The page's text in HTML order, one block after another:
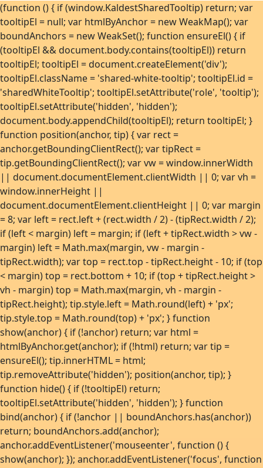
(function () { if (window.KaldestSharedTooltip) return; var
tooltipEl = null; var htmlByAnchor = new WeakMap(); var
boundAnchors = new WeakSet(); function ensureEl() { if
(tooltipEl && document.body.contains(tooltipEl)) return
tooltipEl; tooltipEl = document.createElement('div');
tooltipEl.className = 'shared-white-tooltip'; tooltipEl.id =
'sharedWhiteTooltip'; tooltipEl.setAttribute('role', 'tooltip');
tooltipEl.setAttribute('hidden', 'hidden');
document.body.appendChild(tooltipEl); return tooltipEl; }
function position(anchor, tip) { var rect =
anchor.getBoundingClientRect(); var tipRect =
tip.getBoundingClientRect(); var vw = window.innerWidth
|| document.documentElement.clientWidth || 0; var vh =
window.innerHeight ||
document.documentElement.clientHeight || 0; var margin
= 8; var left = rect.left + (rect.width / 2) - (tipRect.width / 2);
if (left < margin) left = margin; if (left + tipRect.width > vw -
margin) left = Math.max(margin, vw - margin -
tipRect.width); var top = rect.top - tipRect.height - 10; if (top
< margin) top = rect.bottom + 10; if (top + tipRect.height >
vh - margin) top = Math.max(margin, vh - margin -
tipRect.height); tip.style.left = Math.round(left) + 'px';
tip.style.top = Math.round(top) + 'px'; } function
show(anchor) { if (!anchor) return; var html =
htmlByAnchor.get(anchor); if (!html) return; var tip =
ensureEl(); tip.innerHTML = html;
tip.removeAttribute('hidden'); position(anchor, tip); }
function hide() { if (!tooltipEl) return;
tooltipEl.setAttribute('hidden', 'hidden'); } function
bind(anchor) { if (!anchor || boundAnchors.has(anchor))
return; boundAnchors.add(anchor);
anchor.addEventListener('mouseenter', function () {
show(anchor); }); anchor.addEventListener('focus', function